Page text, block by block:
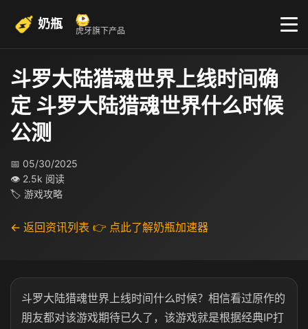
奶瓶 虎牙旗下产品
斗罗大陆猎魂世界上线时间确
定 斗罗大陆猎魂世界什么时候
公测
📅 05/30/2025
👁 2.5k 阅读
🏷 游戏攻略
← 返回资讯列表 👉 点此了解奶瓶加速器
斗罗大陆猎魂世界上线时间什么时候？相信看过原作的
朋友都对该游戏期待已久了，该游戏就是根据经典IP打